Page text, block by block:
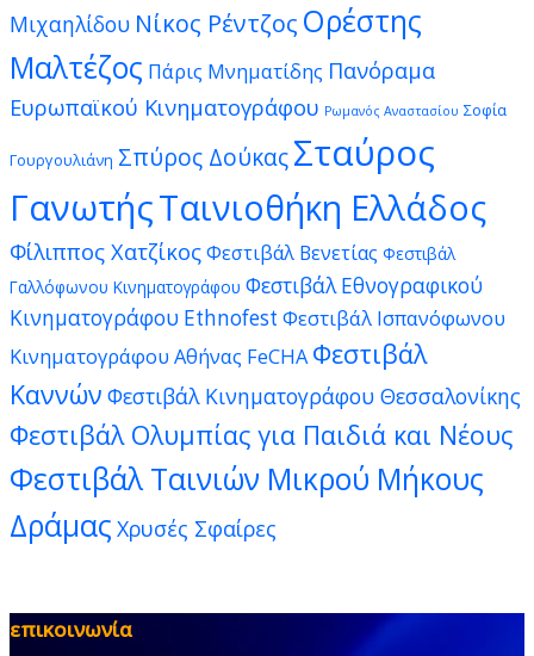
Μιχαηλίδου Νίκος Ρέντζος Ορέστης
Μαλτέζος Πάρις Μνηματίδης Πανόραμα
Ευρωπαϊκού Κινηματογράφου Ρωμανός Αναστασίου Σοφία
Γουργουλιάνη Σπύρος ΔούκαςΣταύρος
ΓανωτήςΤαινιοθήκη Ελλάδος
Φίλιππος ΧατζίκοςΦεστιβάλ Βενετίας Φεστιβάλ
Γαλλόφωνου Κινηματογράφου Φεστιβάλ Εθνογραφικού
Κινηματογράφου Ethnofest Φεστιβάλ Ισπανόφωνου
Κινηματογράφου Αθήνας FeCHA Φεστιβάλ
Καννών Φεστιβάλ Κινηματογράφου Θεσσαλονίκης
Φεστιβάλ Ολυμπίας για Παιδιά και Νέους
Φεστιβάλ Ταινιών Μικρού Μήκους
Δράμας Χρυσές Σφαίρες
επικοινωνία